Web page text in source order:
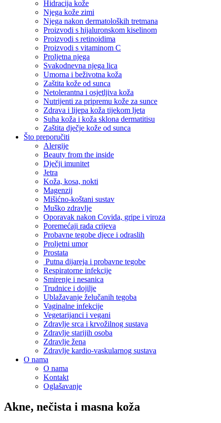
Hidracija kože
Njega kože zimi
Njega nakon dermatoloških tretmana
Proizvodi s hijaluronskom kiselinom
Proizvodi s retinoidima
Proizvodi s vitaminom C
Proljetna njega
Svakodnevna njega lica
Umorna i beživotna koža
Zaštita kože od sunca
Netolerantna i osjetljiva koža
Nutrijenti za pripremu kože za sunce
Zdrava i lijepa koža tijekom ljeta
Suha koža i koža sklona dermatitisu
Zaštita dječje kože od sunca
Što preporučiti
Alergije
Beauty from the inside
Dječji imunitet
Jetra
Koža, kosa, nokti
Magenzij
Mišićno-koštani sustav
Muško zdravlje
Oporavak nakon Covida, gripe i viroza
Poremećaji rada crijeva
Probavne tegobe djece i odraslih
Proljetni umor
Prostata
Putna dijareja i probavne tegobe
Respiratorne infekcije
Smirenje i nesanica
Trudnice i dojilje
Ublažavanje želučanih tegoba
Vaginalne infekcije
Vegetarijanci i vegani
Zdravlje srca i krvožilnog sustava
Zdravlje starijih osoba
Zdravlje žena
Zdravlje kardio-vaskularnog sustava
O nama
O nama
Kontakt
Oglašavanje
Akne, nečista i masna koža